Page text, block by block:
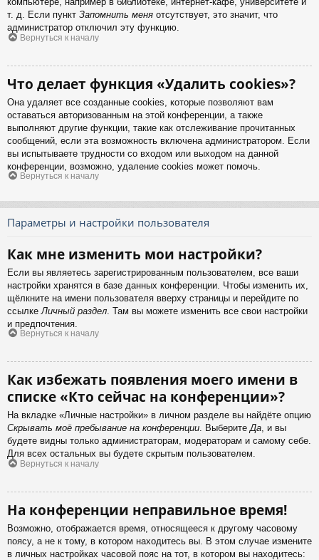
т. д. Если пункт Запомнить меня отсутствует, это значит, что
администратор отключил эту функцию.
Вернуться к началу
Что делает функция «Удалить cookies»?
Она удаляет все созданные cookies, которые позволяют вам
оставаться авторизованным на этой конференции, а также
выполняют другие функции, такие как отслеживание прочитанных
сообщений, если эта возможность включена администратором. Если
вы испытываете трудности со входом или выходом на данной
конференции, возможно, удаление cookies может помочь.
Вернуться к началу
Параметры и настройки пользователя
Как мне изменить мои настройки?
Если вы являетесь зарегистрированным пользователем, все ваши
настройки хранятся в базе данных конференции. Чтобы изменить их,
щёлкните на имени пользователя вверху страницы и перейдите по
ссылке Личный раздел . Там вы можете изменить все свои настройки
и предпочтения.
Вернуться к началу
Как избежать появления моего имени в
списке «Кто сейчас на конференции»?
На вкладке «Личные настройки» в личном разделе вы найдёте опцию
Скрывать моё пребывание на конференции. ВыберитеДа, и вы
будете видны только администраторам, модераторам и самому себе.
Для всех остальных вы будете скрытым пользователем.
Вернуться к началу
На конференции неправильное время!
Возможно, отображается время, относящееся к другому часовому
поясу, а не к тому, в котором находитесь вы. В этом случае измените
в личных настройках часовой пояс на тот, в котором вы находитесь: